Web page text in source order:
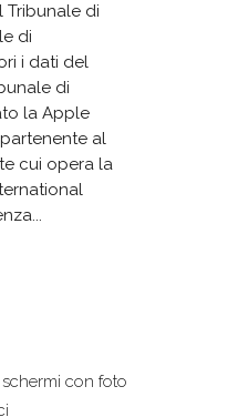
Tribunale di
di
i dati del
di
la Apple
al
cui opera la